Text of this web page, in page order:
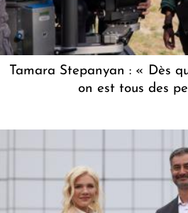
Tamara Stepanyan : « Dès
on est tous des